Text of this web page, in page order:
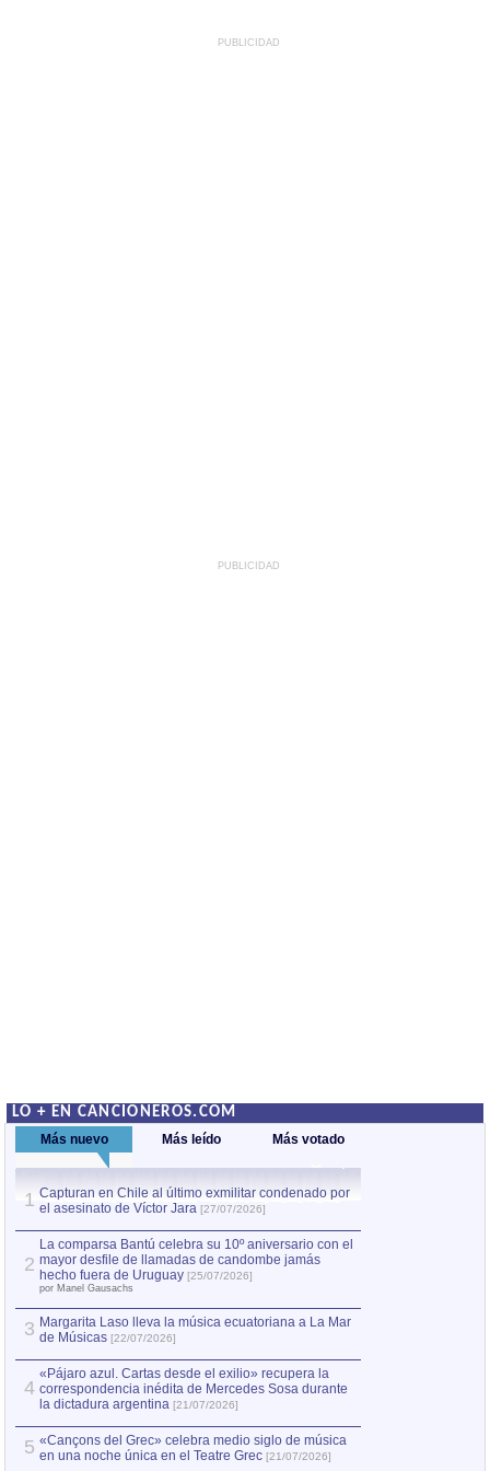
PUBLICIDAD
PUBLICIDAD
LO + EN CANCIONEROS.COM
Más nuevo Más leído Más votado
1 Capturan en Chile al último exmilitar condenado por
el asesinato de Víctor Jara [27/07/2026]
2
La comparsa Bantú celebra su 10º aniversario con el
mayor desfile de llamadas de candombe jamás
hecho fuera de Uruguay [25/07/2026]
por Manel Gausachs
3 Margarita Laso lleva la música ecuatoriana a La Mar
de Músicas [22/07/2026]
4
«Pájaro azul. Cartas desde el exilio» recupera la
correspondencia inédita de Mercedes Sosa durante
la dictadura argentina [21/07/2026]
5 «Cançons del Grec» celebra medio siglo de música
en una noche única en el Teatre Grec [21/07/2026]